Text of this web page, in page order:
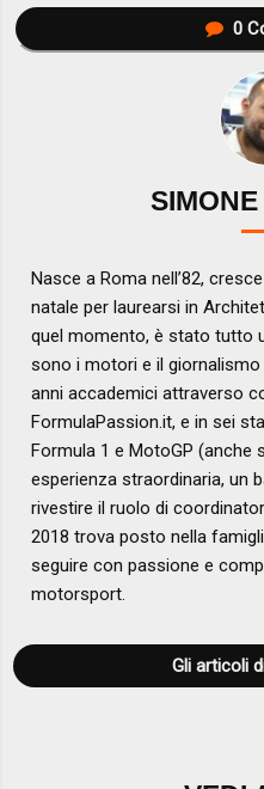
0
SIMONE
Nasce a Roma nell’82,
natale per laurearsi in
quel momento, è stato tutto
sono i motori e il
anni accademici attraverso
FormulaPassion.it, e in sei
Formula 1 e MotoGP (anche
esperienza straordinaria, un
rivestire il ruolo di
2018 trova posto nella
seguire con passione e
motorsport.
Gli articoli